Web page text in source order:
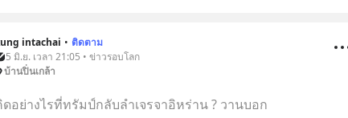
intachai • ติดตาม
5 มิ.ย. เวลา 21:05 • ข่าวรอบโลก
บ้านปิ่นเกล้า
อย่างไรที่ทรัมป์กลับลำเจรจาอิหร่าน ? วานบอก